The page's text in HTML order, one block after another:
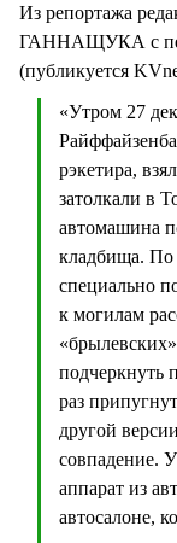
Из репортажа
ГАННАЩУКА с
(публикуется
«Утром 27
рэкетира,
затолкали в
автомашина
кладбища. По
специально
к могилам
подчеркнуть
раз
другой
совпадение.
аппарат из
автосалоне,